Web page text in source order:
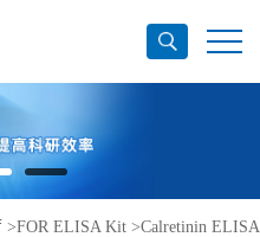
>FOR ELISA Kit >Calretinin ELISA